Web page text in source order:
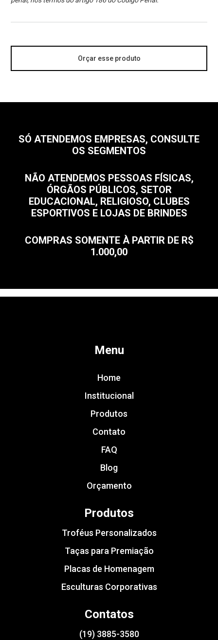
Orçar esse produto
SÓ ATENDEMOS EMPRESAS, CONSULTE
OS SEGMENTOS
NÃO ATENDEMOS PESSOAS FÍSICAS,
ÓRGÃOS PÚBLICOS, SETOR
EDUCACIONAL, RELIGIOSO, CLUBES
ESPORTIVOS E LOJAS DE BRINDES
COMPRAS SOMENTE À PARTIR DE R$
1.000,00
Menu
Home
Institucional
Produtos
Contato
FAQ
Blog
Orçamento
Produtos
Troféus Personalizados
Taças para Premiação
Placas de Homenagem
Esculturas Corporativas
Contatos
(19) 3885-3580